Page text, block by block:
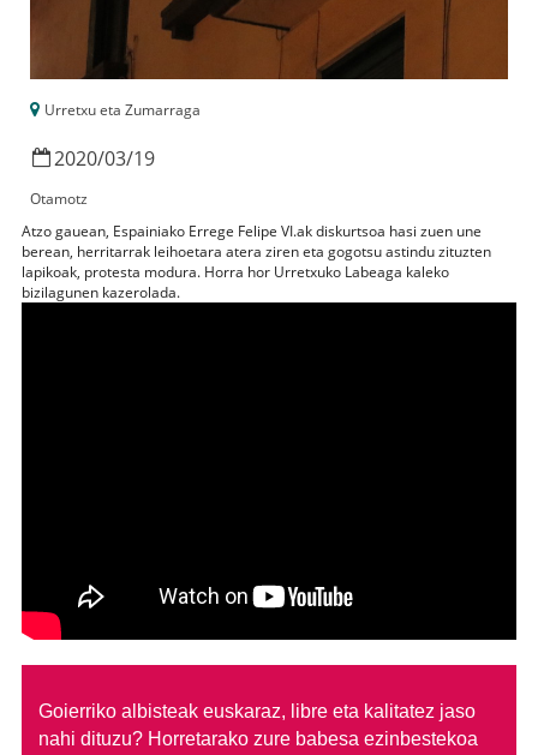
Urretxu eta Zumarraga
2020/03/19
Otamotz
Atzo gauean, Espainiako Errege Felipe VI.ak diskurtsoa hasi zuen une
berean, herritarrak leihoetara atera ziren eta gogotsu astindu zituzten
lapikoak, protesta modura. Horra hor Urretxuko Labeaga kaleko
bizilagunen kazerolada.
Goierriko albisteak euskaraz, libre eta kalitatez jaso
nahi dituzu? Horretarako zure babesa ezinbestekoa